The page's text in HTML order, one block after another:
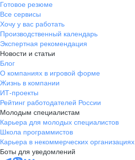
Готовое резюме
Все сервисы
Хочу у вас работать
Производственный календарь
Экспертная рекомендация
Новости и статьи
Блог
О компаниях в игровой форме
Жизнь в компании
ИТ-проекты
Рейтинг работодателей России
Молодым специалистам
Карьера для молодых специалистов
Школа программистов
Карьера в некоммерческих организациях
Боты для уведомлений